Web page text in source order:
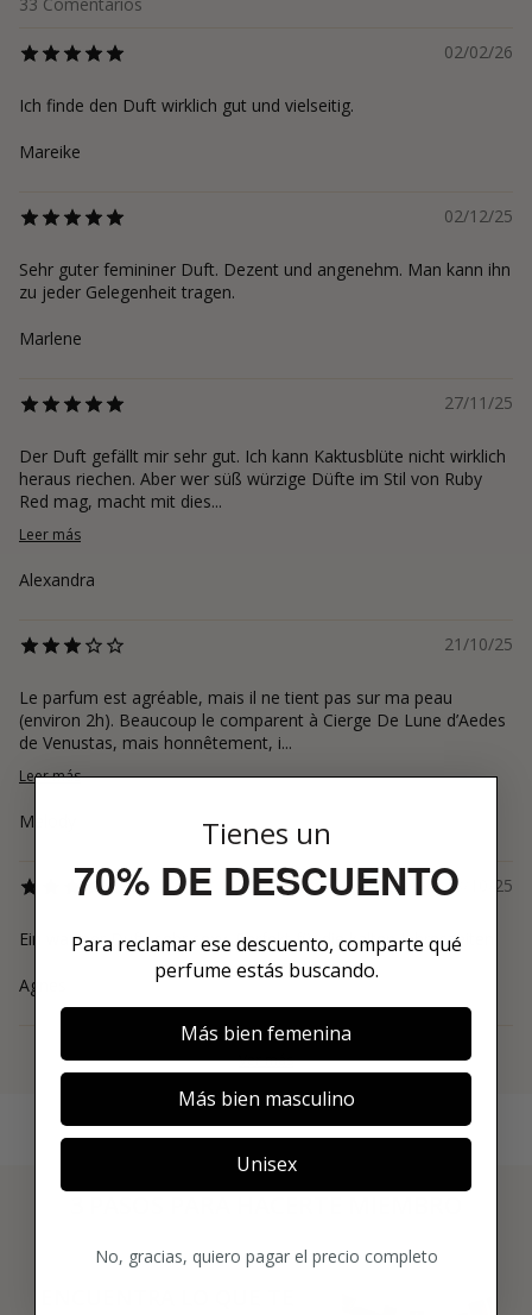
02/02/26
Ich finde den Duft wirklich gut und vielseitig.
Mareike
02/12/25
Sehr guter femininer Duft. Dezent und angenehm. Man kann ihn
zu jeder Gelegenheit tragen.
Marlene
27/11/25
Der Duft gefällt mir sehr gut. Ich kann Kaktusblüte nicht wirklich
heraus riechen. Aber wer süß würzige Düfte im Stil von Ruby
Red mag, macht mit dies...
Leer más
Alexandra
21/10/25
Le parfum est agréable, mais il ne tient pas sur ma peau
(environ 2h). Beaucoup le comparent à Cierge De Lune d’Aedes
de Venustas, mais honnêtement, i...
Leer más
Melody
18/10/25
Ein warmer Duft, sehr sexy. Perfekt für die kalten Jahreszeiten.
Agnes
Ver más
01
Tienes un
70% DE DESCUENTO
Para reclamar ese descuento, comparte qué
perfume estás buscando.
Más bien femenina
Más bien masculino
Unisex
No, gracias, quiero pagar el precio completo